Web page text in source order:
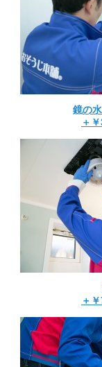
鏡の
＋
＋